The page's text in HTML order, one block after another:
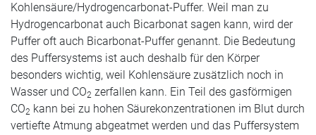
Kohlensäure/Hydrogencarbonat-Puffer. Weil man zu
Hydrogencarbonat auch Bicarbonat sagen kann, wird der
Puffer oft auch Bicarbonat-Puffer genannt. Die Bedeutung
des Puffersystems ist auch deshalb für den Körper
besonders wichtig, weil Kohlensäure zusätzlich noch in
Wasser und CO2 zerfallen kann. Ein Teil des gasförmigen
CO2 kann bei zu hohen Säurekonzentrationen im Blut durch
vertiefte Atmung abgeatmet werden und das Puffersystem